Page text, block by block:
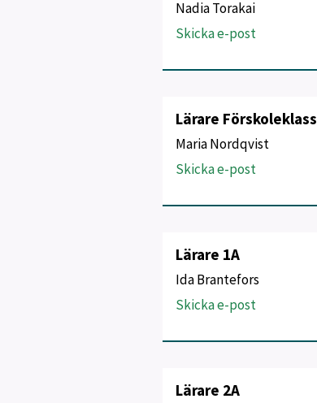
Nadia Torakai
Skicka e-post
Lärare Förskoleklass
Maria Nordqvist
Skicka e-post
Lärare 1A
Ida Brantefors
Skicka e-post
Lärare 2A